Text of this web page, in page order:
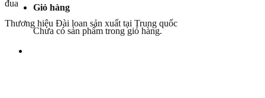
Giỏ hàng
Chưa có sản phẩm trong giỏ hàng.
đua
Thương hiệu Đài loan sản xuất tại Trung quốc